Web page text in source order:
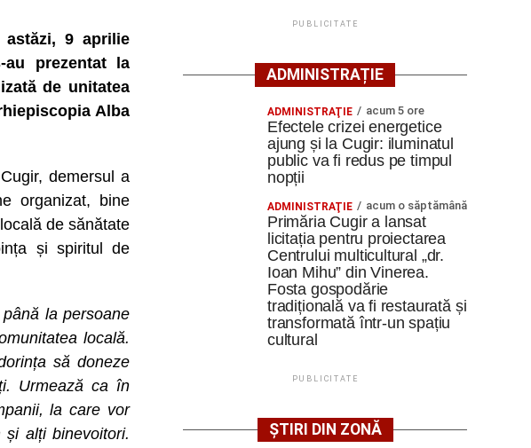
9 aprilie
prezentat la
de unitatea
Alba
demersul a
organizat, bine
de sănătate
și spiritul de
la persoane
locală.
să doneze
Urmează ca în
la care vor
alți binevoitori.
PUBLICITATE
ADMINISTRAȚIE
ADMINISTRAŢIE acum 5 ore
Efectele crizei energetice
ajung și la Cugir: iluminatul
public va fi redus pe timpul
nopții
ADMINISTRAŢIE acum o săptămână
Primăria Cugir a lansat
licitația pentru proiectarea
Centrului multicultural „dr.
Ioan Mihu” din Vinerea.
Fosta gospodărie
tradițională va fi restaurată și
transformată într-un spațiu
cultural
PUBLICITATE
ȘTIRI DIN ZONĂ